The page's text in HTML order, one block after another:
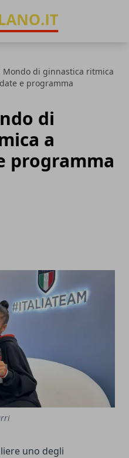
Mondo di ginnastica ritmica
e programma
di
a
programma
uno degli